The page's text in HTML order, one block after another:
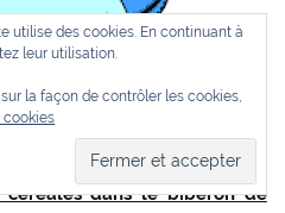
céréales dans le biberon de
utilise des cookies. En continuant à
leur utilisation.
la façon de contrôler les cookies,
cookies